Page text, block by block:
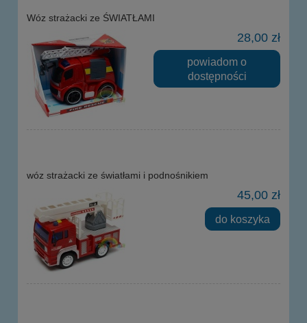
Wóz strażacki ze ŚWIATŁAMI
28,00 zł
powiadom o
dostępności
wóz strażacki ze światłami i podnośnikiem
45,00 zł
do koszyka